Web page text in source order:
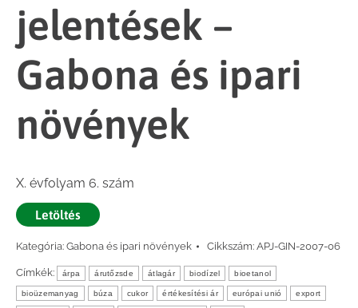
jelentések –
Gabona és ipari
növények
X. évfolyam 6. szám
Letöltés
Kategória: Gabona és ipari növények Cikkszám: APJ-GIN-2007-06
Címkék: árpa árutőzsde átlagár biodízel bioetanol
bioüzemanyag búza cukor értékesítési ár európai unió export